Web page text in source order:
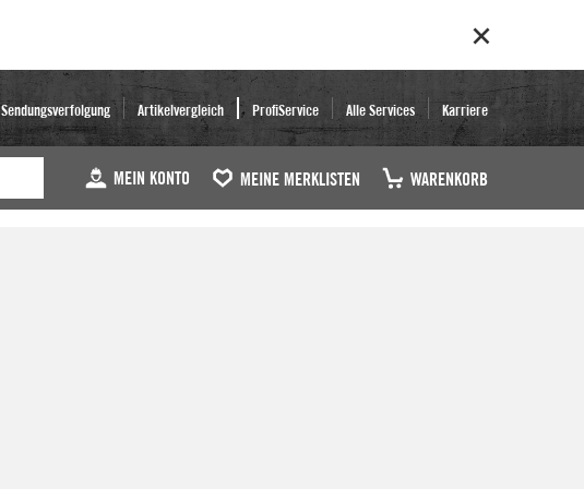
Sendungsverfolgung Artikelvergleich ProfiService Alle Services Karriere
MEIN KONTO MEINE MERKLISTEN WARENKORB